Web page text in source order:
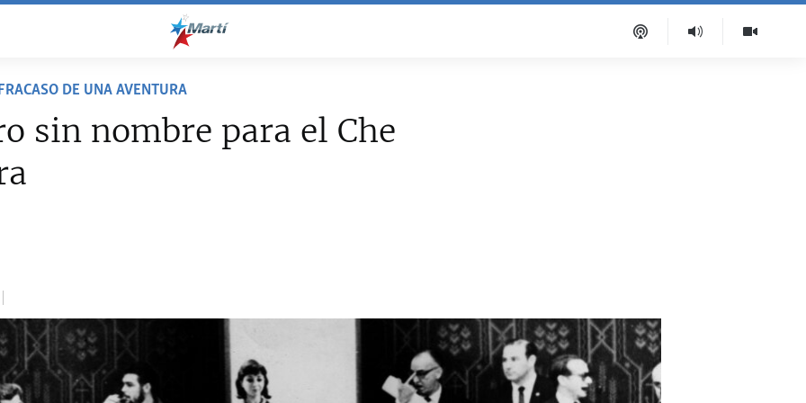
DE UNA AVENTURA
sin nombre para el Che